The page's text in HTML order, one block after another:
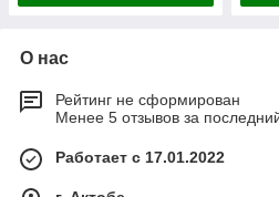
О нас
Рейтинг не сформирован
Менее 5 отзывов за
Работает с 17.01.2022